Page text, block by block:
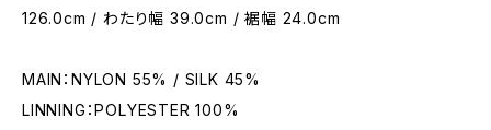
126.0cm / わたり幅 39.0cm / 裾幅 24.0cm
MAIN：NYLON 55% / SILK 45%
LINNING：POLYESTER 100%